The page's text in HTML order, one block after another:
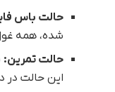
حالت باس
شده، همه
حالت تمرین:
این حالت